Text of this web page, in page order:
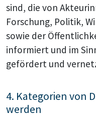
sind, die von
Forschung, Politik,
sowie der
informiert und im
gefördert und
4. Kategorien von
werden